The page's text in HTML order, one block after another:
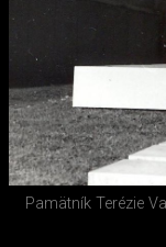
Pamätník Terézie